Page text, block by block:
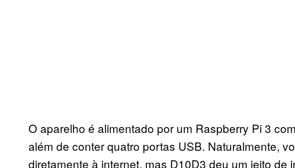
O aparelho é alimentado por um Raspberry Pi 3
além de conter quatro portas USB. Naturalmente,
diretamente à internet, mas D10D3 deu um jeito de